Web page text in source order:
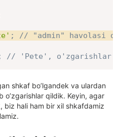
; // "admin" havolasi
// 'Pete', o'zgarishlar
shkaf bo’lgandek va ulardan
o’zgarishlar qildik. Keyin, agar
biz hali ham bir xil shkafdamiz